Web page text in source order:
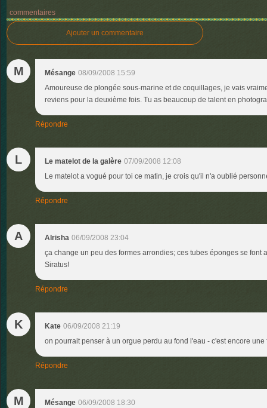
commentaires
Ajouter un commentaire
M Mésange 08/09/2008 15:59
Amoureuse de plongée sous-marine et de coquillages, je vais
reviens pour la deuxième fois. Tu as beaucoup de talent en
Répondre
L Le matelot de la galère 07/09/2008 12:08
Le matelot a vogué pour toi ce matin, je crois qu'il n'a oublié
Répondre
A Alrisha 06/09/2008 23:04
ça change un peu des formes arrondies; ces tubes éponges se font
Siratus!
Répondre
K Kate 06/09/2008 21:19
on pourrait penser à un orgue perdu au fond l'eau - c'est encore une
Répondre
M Mésange 06/09/2008 18:30